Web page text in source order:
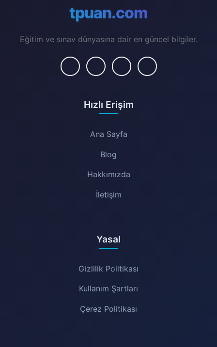
tpuan.com
Eğitim ve sınav dünyasına dair en güncel bilgiler.
Hızlı Erişim
Ana Sayfa
Blog
Hakkımızda
İletişim
Yasal
Gizlilik Politikası
Kullanım Şartları
Çerez Politikası